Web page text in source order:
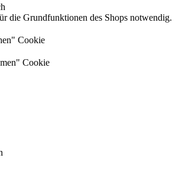
die Grundfunktionen des Shops notwendig.
Cookie
Cookie